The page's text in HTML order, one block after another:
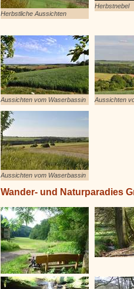
Herbstliche Aussichten
Herbstnebel
Aussichten vom Waserbassin Aussichten
Aussichten vom Waserbassin
Wander- und Naturparadies